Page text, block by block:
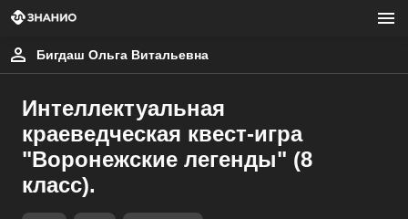
Бигдаш Ольга Витальевна
Интеллектуальная
краеведческая квест-игра
"Воронежские легенды" (8
класс).